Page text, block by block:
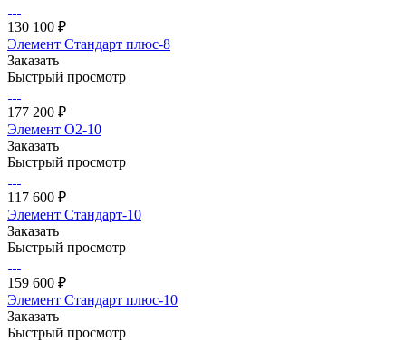
130 100 ₽
Элемент Стандарт плюс-8
Заказать
Быстрый просмотр
177 200 ₽
Элемент О2-10
Заказать
Быстрый просмотр
117 600 ₽
Элемент Стандарт-10
Заказать
Быстрый просмотр
159 600 ₽
Элемент Стандарт плюс-10
Заказать
Быстрый просмотр